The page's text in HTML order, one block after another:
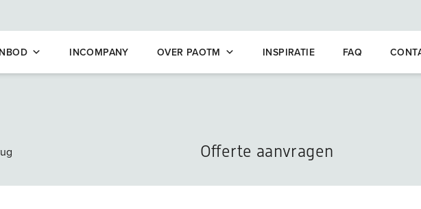
leergangen en opleidingen
INCOMPANY OVER PAOTM INSPIRATIE FAQ
Offerte aanvragen